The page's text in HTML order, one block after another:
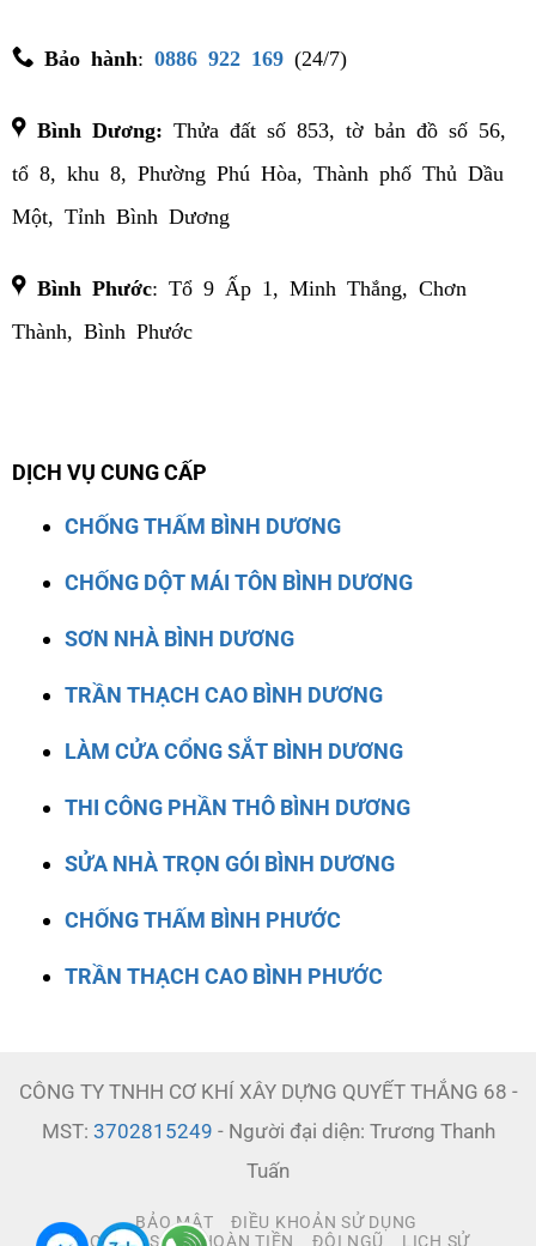
Bảo hành: 0886 922 169(24/7)
Bình Dương: Thửa đất số 853, tờ bản đồ số 56,
tổ 8, khu 8, Phường Phú Hòa, Thành phố Thủ Dầu
Một, Tỉnh Bình Dương
Bình Phước: Tổ 9 Ấp 1, Minh Thắng, Chơn
Thành, Bình Phước
DỊCH VỤ CUNG CẤP
CHỐNG THẤM BÌNH DƯƠNG
CHỐNG DỘT MÁI TÔN BÌNH DƯƠNG
SƠN NHÀ BÌNH DƯƠNG
TRẦN THẠCH CAO BÌNH DƯƠNG
LÀM CỬA CỔNG SẮT BÌNH DƯƠNG
THI CÔNG PHẦN THÔ BÌNH DƯƠNG
SỬA NHÀ TRỌN GÓI BÌNH DƯƠNG
CHỐNG THẤM BÌNH PHƯỚC
TRẦN THẠCH CAO BÌNH PHƯỚC
CÔNG TY TNHH CƠ KHÍ XÂY DỰNG QUYẾT THẮNG 68 -
MST: 3702815249 - Người đại diện: Trương Thanh
Tuấn
BẢO MẬT
ĐIỀU KHOẢN SỬ DỤNG
CHÍNH SÁCH HOÀN TIỀN
ĐỘI NGŨ LỊCH SỬ